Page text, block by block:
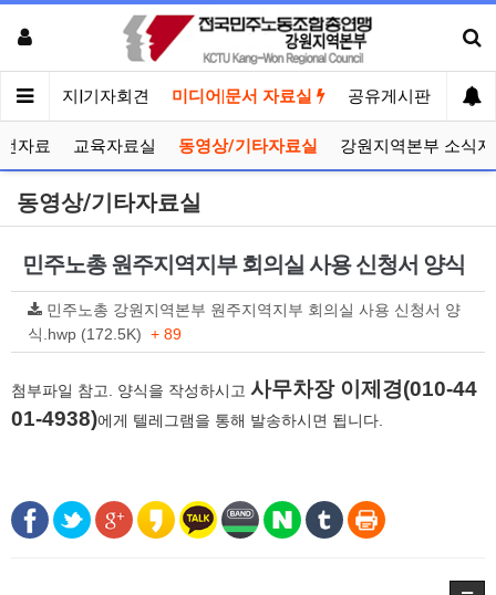
인 공지|기자회견 미디어|문서 자료실 공유게시판 선
자료 교육자료실 동영상/기타자료실 강원지역본부 소식지
동영상/기타자료실
민주노총 원주지역지부 회의실 사용 신청서 양식
민주노총 강원지역본부 원주지역지부 회의실 사용 신청서 양
식.hwp (172.5K) + 89
첨부파일 참고. 양식을 작성하시고 사무차장 이제경(010-44
01-4938)에게 텔레그램을 통해 발송하시면 됩니다.